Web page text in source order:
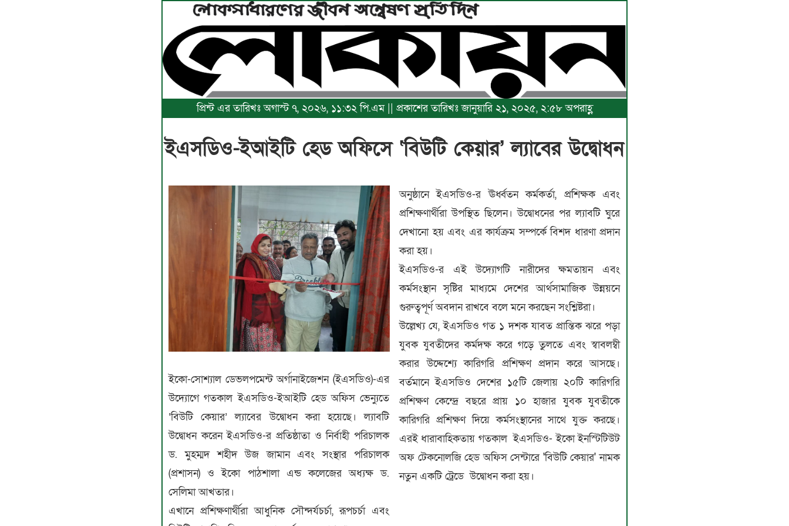
প্রিন্ট এর তারিখঃ অগাস্ট ৭, ২০২৬, ১১:৩২ পি.এম || প্রকাশের তারিখঃ জানুয়ারি ২১, ২০২৫, ২:৫৮ অপরাহ্ণ
ইএসডিও-ইআইটি হেড অফিসে ‘বিউটি কেয়ার’ ল্যাবের উদ্বোধন
ইকো-সোশ্যাল ডেভলপমেন্ট অর্গানাইজেশন (ইএসডিও)-এর
উদ্যোগে গতকাল ইএসডিও-ইআইটি হেড অফিস ভেন্যুতে
‘বিউটি কেয়ার’ ল্যাবের উদ্বোধন করা হয়েছে। ল্যাবটি
উদ্বোধন করেন ইএসডিও-র প্রতিষ্ঠাতা ও নির্বাহী পরিচালক
ড. মুহম্মদ শহীদ উজ জামান এবং সংস্থার পরিচালক
(প্রশাসন) ও ইকো পাঠশালা এন্ড কলেজের অধ্যক্ষ ড.
সেলিমা আখতার।
এখানে প্রশিক্ষণার্থীরা আধুনিক সৌন্দর্যচর্চা, রূপচর্চা এবং
অনুষ্ঠানে ইএসডিও-র ঊর্ধ্বতন কর্মকর্তা, প্রশিক্ষক এবং
প্রশিক্ষণার্থীরা উপস্থিত ছিলেন। উদ্বোধনের পর ল্যাবটি ঘুরে
দেখানো হয় এবং এর কার্যক্রম সম্পর্কে বিশদ ধারণা প্রদান
করা হয়।
ইএসডিও-র এই উদ্যোগটি নারীদের ক্ষমতায়ন এবং
কর্মসংস্থান সৃষ্টির মাধ্যমে দেশের আর্থসামাজিক উন্নয়নে
গুরুত্বপূর্ণ অবদান রাখবে বলে মনে করছেন সংশ্লিষ্টরা।
উল্লেখ্য যে, ইএসডিও গত ১ দশক যাবত প্রান্তিক ঝরে পড়া
যুবক যুবতীদের কর্মদক্ষ করে গড়ে তুলতে এবং স্বাবলম্বী
করার উদ্দেশ্যে কারিগরি প্রশিক্ষণ প্রদান করে আসছে।
বর্তমানে ইএসডিও দেশের ১৫টি জেলায় ২০টি কারিগরি
প্রশিক্ষণ কেন্দ্রে বছরে প্রায় ১০ হাজার যুবক যুবতীকে
কারিগরি প্রশিক্ষণ দিয়ে কর্মসংস্থানের সাথে যুক্ত করছে।
এরই ধারাবাহিকতায় গতকাল ইএসডিও- ইকো ইনস্টিটিউট
অফ টেকনোলজি হেড অফিস সেন্টারে 'বিউটি কেয়ার' নামক
নতুন একটি ট্রেডে উদ্বোধন করা হয়।